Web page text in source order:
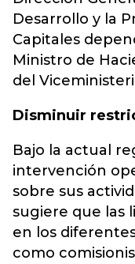
Desarrollo y la
Capitales
Ministro de
del
Disminuir
Bajo la actual
intervención
sobre sus
sugiere que las
en los
como